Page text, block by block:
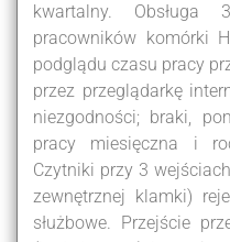
kwartalny.
pracowników komórki
podglądu czasu pracy
przez przeglądarkę
niezgodności; braki,
pracy miesięczna i
Czytniki przy 3
zewnętrznej klamki)
służbowe. Przejście